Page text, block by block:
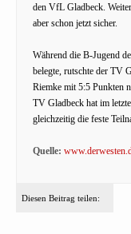
den VfL Gladbeck.
aber schon jetzt sicher.
Während die B-Jugend
belegte, rutschte der TV
Riemke mit 5:5 Punkten
TV Gladbeck hat im
gleichzeitig die feste
Quelle:
Diesen Beitrag teilen: